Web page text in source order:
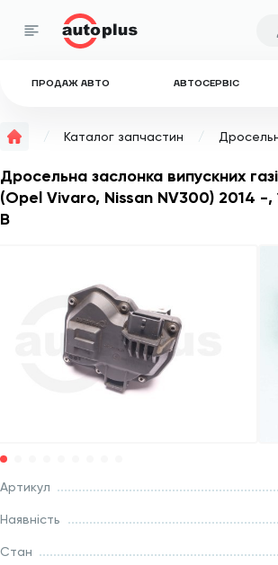
ПРОДАЖ АВТО АВТОСЕРВІС
Каталог запчастин
Дросельна заслонка випускних
(Opel Vivaro, Nissan NV300) 2014 -
В
Артикул
Наявність
Стан